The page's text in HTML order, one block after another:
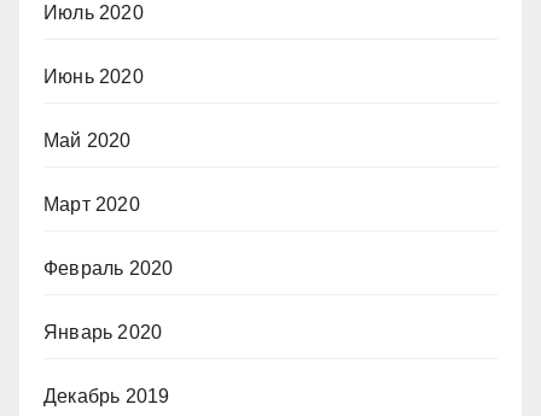
Июль 2020
Июнь 2020
Май 2020
Март 2020
Февраль 2020
Январь 2020
Декабрь 2019